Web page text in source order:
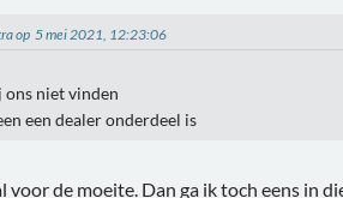
op 5 mei 2021, 12:23:06
ons niet vinden
een dealer onderdeel is
voor de moeite. Dan ga ik toch eens in